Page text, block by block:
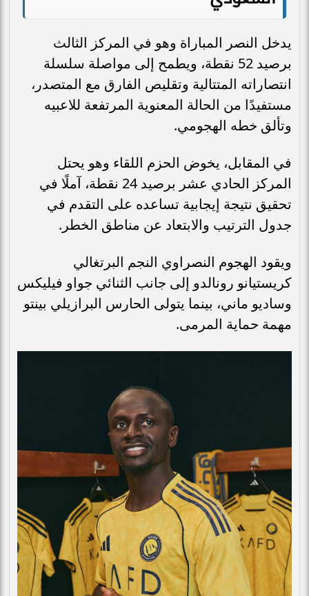
يدخل النصر المباراة وهو في المركز الثالث
برصيد 52 نقطة، ويطمح إلى مواصلة سلسلة
انتصاراته المتتالية وتقليص الفارق مع المتصدر،
مستفيدًا من الحالة المعنوية المرتفعة للاعبيه
وتألق خطه الهجومي.
في المقابل، يخوض الحزم اللقاء وهو يحتل
المركز الحادي عشر برصيد 24 نقطة، آملًا في
تحقيق نتيجة إيجابية تساعده على التقدم في
جدول الترتيب والابتعاد عن مناطق الخطر.
ويقود الهجوم النصراوي النجم البرتغالي
كريستيانو رونالدو إلى جانب الثنائي جواو فيليكس
وساديو ماني، بينما يتولى الحارس البرازيلي بينتو
مهمة حماية المرمى.